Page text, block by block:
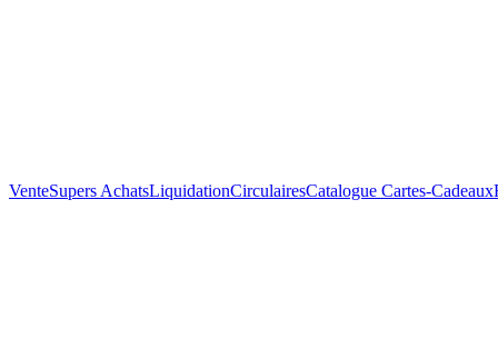
VenteSupers AchatsLiquidationCirculairesCatalogue Cartes-Cadeaux